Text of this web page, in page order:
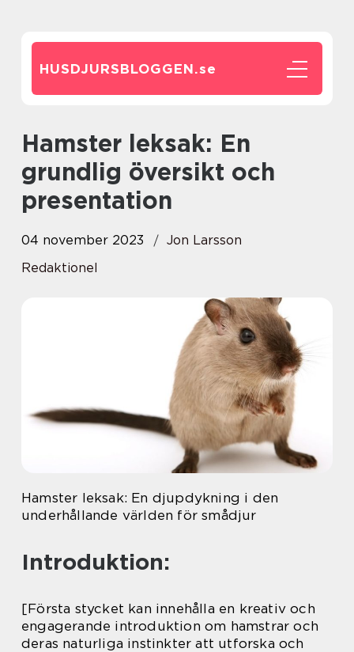
HUSDJURSBLOGGEN.se
Hamster leksak: En
grundlig översikt och
presentation
04 november 2023
Jon Larsson
Redaktionel
Hamster leksak: En djupdykning i den
underhållande världen för smådjur
Introduktion:
[Första stycket kan innehålla en kreativ och
engagerande introduktion om hamstrar och
deras naturliga instinkter att utforska och